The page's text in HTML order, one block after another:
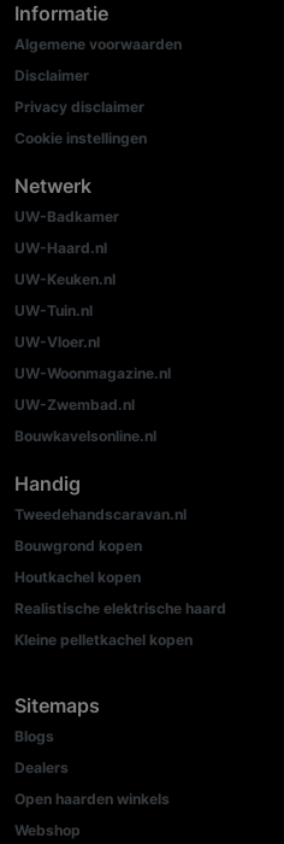
Informatie
Algemene voorwaarden
Disclaimer
Privacy disclaimer
Cookie instellingen
Netwerk
UW-Badkamer
UW-Haard.nl
UW-Keuken.nl
UW-Tuin.nl
UW-Vloer.nl
UW-Woonmagazine.nl
UW-Zwembad.nl
Bouwkavelsonline.nl
Handig
Tweedehandscaravan.nl
Bouwgrond kopen
Houtkachel kopen
Realistische elektrische haard
Kleine pelletkachel kopen
Sitemaps
Blogs
Dealers
Open haarden winkels
Webshop